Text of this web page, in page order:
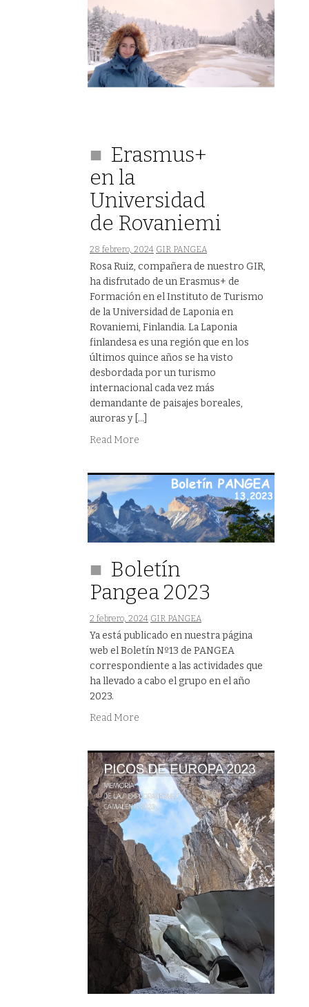
Erasmus+
en la
Universidad
de Rovaniemi
28 febrero, 2024 GIR PANGEA
Rosa Ruiz, compañera de nuestro GIR,
ha disfrutado de un Erasmus+ de
Formación en el Instituto de Turismo
de la Universidad de Laponia en
Rovaniemi, Finlandia. La Laponia
finlandesa es una región que en los
últimos quince años se ha visto
desbordada por un turismo
internacional cada vez más
demandante de paisajes boreales,
auroras y […]
Read More
Boletín
Pangea 2023
2 febrero, 2024 GIR PANGEA
Ya está publicado en nuestra página
web el Boletín Nº13 de PANGEA
correspondiente a las actividades que
ha llevado a cabo el grupo en el año
2023.
Read More